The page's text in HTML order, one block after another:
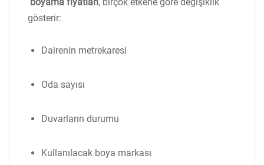
gösterir:
Dairenin metrekaresi
Oda sayısı
Duvarların durumu
Kullanılacak boya markası